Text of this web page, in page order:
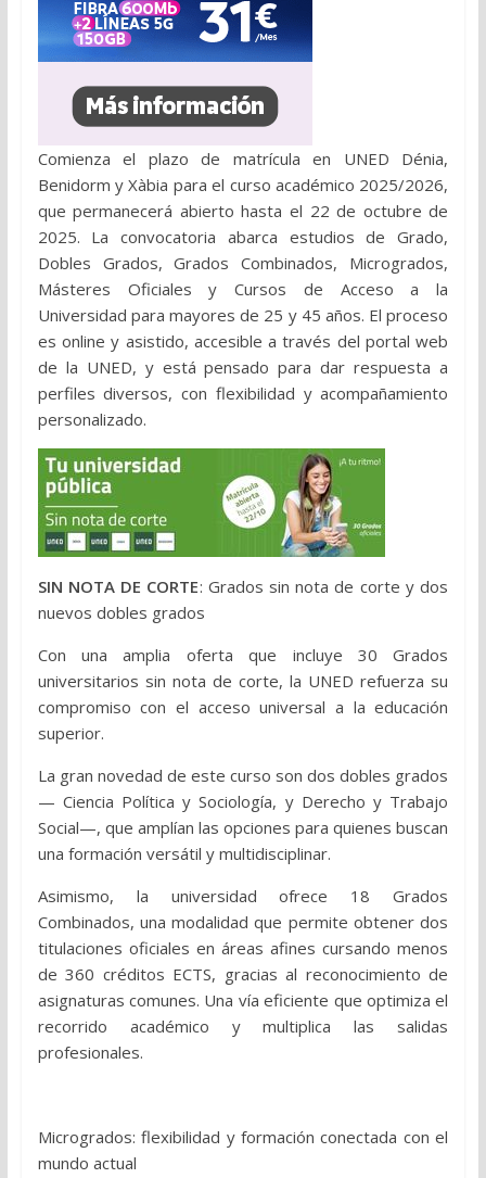
Comienza el plazo de matrícula en UNED Dénia,
Benidorm y Xàbia para el curso académico 2025/2026,
que permanecerá abierto hasta el 22 de octubre de
2025. La convocatoria abarca estudios de Grado,
Dobles Grados, Grados Combinados, Microgrados,
Másteres Oficiales y Cursos de Acceso a la
Universidad para mayores de 25 y 45 años. El proceso
es online y asistido, accesible a través del portal web
de la UNED, y está pensado para dar respuesta a
perfiles diversos, con flexibilidad y acompañamiento
personalizado.
SIN NOTA DE CORTE: Grados sin nota de corte y dos
nuevos dobles grados
Con una amplia oferta que incluye 30 Grados
universitarios sin nota de corte, la UNED refuerza su
compromiso con el acceso universal a la educación
superior.
La gran novedad de este curso son dos dobles grados
— Ciencia Política y Sociología, y Derecho y Trabajo
Social—, que amplían las opciones para quienes buscan
una formación versátil y multidisciplinar.
Asimismo, la universidad ofrece 18 Grados
Combinados, una modalidad que permite obtener dos
titulaciones oficiales en áreas afines cursando menos
de 360 créditos ECTS, gracias al reconocimiento de
asignaturas comunes. Una vía eficiente que optimiza el
recorrido académico y multiplica las salidas
profesionales.
Microgrados: flexibilidad y formación conectada con el
mundo actual